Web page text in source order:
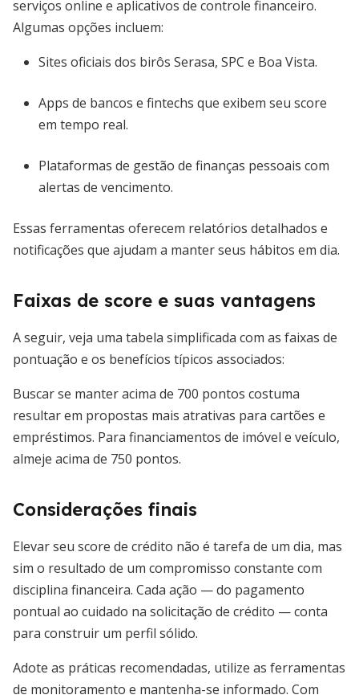
serviços online e aplicativos de controle financeiro.
Algumas opções incluem:
Sites oficiais dos birôs Serasa, SPC e Boa Vista.
Apps de bancos e fintechs que exibem seu score
em tempo real.
Plataformas de gestão de finanças pessoais com
alertas de vencimento.
Essas ferramentas oferecem relatórios detalhados e
notificações que ajudam a manter seus hábitos em dia.
Faixas de score e suas vantagens
A seguir, veja uma tabela simplificada com as faixas de
pontuação e os benefícios típicos associados:
Buscar se manter acima de 700 pontos costuma
resultar em propostas mais atrativas para cartões e
empréstimos. Para financiamentos de imóvel e veículo,
almeje acima de 750 pontos.
Considerações finais
Elevar seu score de crédito não é tarefa de um dia, mas
sim o resultado de um compromisso constante com
disciplina financeira. Cada ação — do pagamento
pontual ao cuidado na solicitação de crédito — conta
para construir um perfil sólido.
Adote as práticas recomendadas, utilize as ferramentas
de monitoramento e mantenha-se informado. Com